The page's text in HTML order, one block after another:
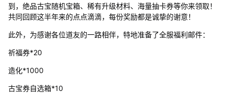
到，绝品古宝随机宝箱、稀有升级材料、海量抽卡券等你来领取！
共同回顾这半年来的点点滴滴，每份奖励都是诚挚的谢意！
此外，为感谢各位道友的一路相伴，特地准备了全服福利邮件：
祈福券*20
造化*1000
古宝券自选箱*10